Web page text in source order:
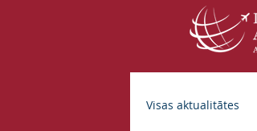
Visas aktualitātes